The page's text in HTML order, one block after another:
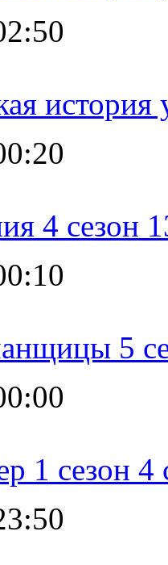
история
4 сезон
5
1 сезон 4